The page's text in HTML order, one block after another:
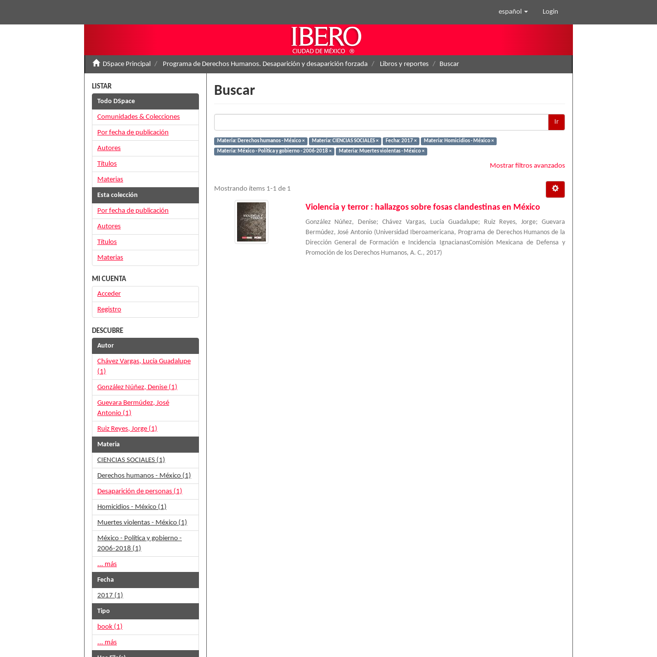
español Login
DSpace Principal Programa de Derechos Humanos. Desaparición y desaparición forzada Libros y reportes Buscar
Buscar
Ir
Materia: Derechos humanos - México × Materia: CIENCIAS SOCIALES × Fecha: 2017 ×
Materia: Homicidios - México ×
Materia: México - Política y gobierno - 2006-2018 ×
Materia: Muertes violentas - México ×
Mostrar filtros avanzados
Mostrando ítems 1-1 de 1
Violencia y terror : hallazgos sobre fosas clandestinas en México
González Núñez, Denise;Chávez Vargas, Lucía Guadalupe; Ruiz Reyes, Jorge;Guevara
Bermúdez, José Antonio (Universidad Iberoamericana, Programa de Derechos Humanos de la
Dirección General de Formación e Incidencia IgnacianasComisión Mexicana de Defensa y
Promoción de los Derechos Humanos, A. C., 2017)
LISTAR
Todo DSpace
Comunidades & Colecciones
Por fecha de publicación
Autores
Títulos
Materias
Esta colección
Por fecha de publicación
Autores
Títulos
Materias
MI CUENTA
Acceder
Registro
DESCUBRE
Autor
Chávez Vargas, Lucía Guadalupe
(1)
González Núñez, Denise (1)
Guevara Bermúdez, José
Antonio (1)
Ruiz Reyes, Jorge (1)
Materia
CIENCIAS SOCIALES (1)
Derechos humanos - México (1)
Desaparición de personas (1)
Homicidios - México (1)
Muertes violentas - México (1)
México - Política y gobierno -
2006-2018 (1)
... más
Fecha
2017 (1)
Tipo
book (1)
... más